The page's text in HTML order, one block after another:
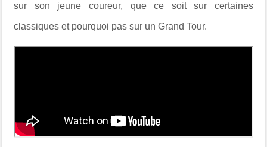
sur son jeune coureur, que ce soit sur certaines
classiques et pourquoi pas sur un Grand Tour.